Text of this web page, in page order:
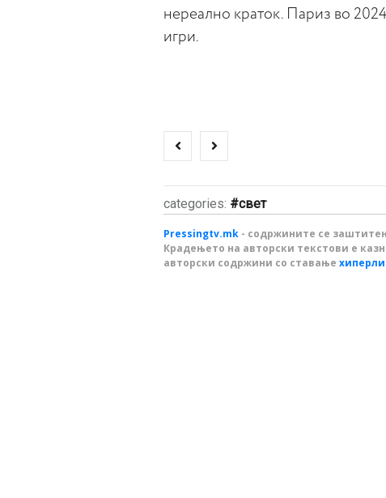
нереално краток. Париз во
игри.
categories: свет
Pressingtv.mk - содржините се
Крадењето на авторски текстови е
авторски содржини со ставање